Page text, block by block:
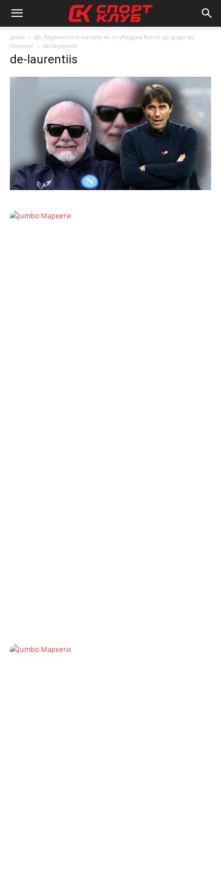
дома
Де Лаурентис и натаму ќе го убедува Конте да дојде во
Наполи!
de-laurentiis
de-laurentiis